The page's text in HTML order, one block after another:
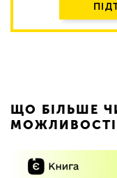
ЩО БІЛЬШЕ
МОЖЛИВОСТІ